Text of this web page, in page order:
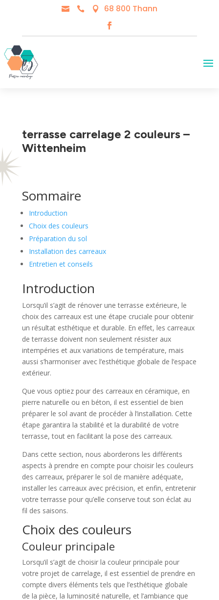
   68 800 Thann
terrasse carrelage 2 couleurs –
Wittenheim
Sommaire
Introduction
Choix des couleurs
Préparation du sol
Installation des carreaux
Entretien et conseils
Introduction
Lorsqu’il s’agit de rénover une terrasse extérieure, le
choix des carreaux est une étape cruciale pour obtenir
un résultat esthétique et durable. En effet, les carreaux
de terrasse doivent non seulement résister aux
intempéries et aux variations de température, mais
aussi s’harmoniser avec l’esthétique globale de l’espace
extérieur.
Que vous optiez pour des carreaux en céramique, en
pierre naturelle ou en béton, il est essentiel de bien
préparer le sol avant de procéder à l’installation. Cette
étape garantira la stabilité et la durabilité de votre
terrasse, tout en facilitant la pose des carreaux.
Dans cette section, nous aborderons les différents
aspects à prendre en compte pour choisir les couleurs
des carreaux, préparer le sol de manière adéquate,
installer les carreaux avec précision, et enfin, entretenir
votre terrasse pour qu’elle conserve tout son éclat au
fil des saisons.
Choix des couleurs
Couleur principale
Lorsqu’il s’agit de choisir la couleur principale pour
votre projet de carrelage, il est essentiel de prendre en
compte divers éléments tels que l’esthétique globale
de la pièce, la luminosité naturelle, et l’ambiance que